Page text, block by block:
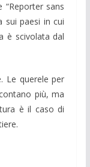
sans
sui paesi in cui
è scivolata dal
Le querele per
più, ma
è il caso di